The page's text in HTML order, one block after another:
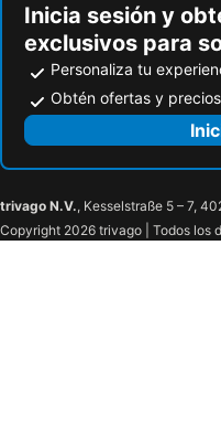
Inicia sesión y
exclusivos para
Personaliza tu
Obtén ofertas y
trivago N.V., Kesselstraße 5 – 7,
Copyright 2026 trivago | Todos los